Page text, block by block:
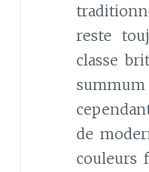
reste
classe
de
couleurs